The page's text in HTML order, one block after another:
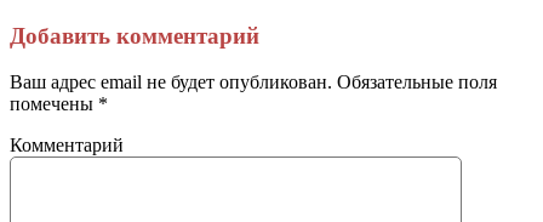
через
электронную
почту
Добавить комментарий
Ваш адрес email не будет опубликован. Обязательные поля
помечены *
Комментарий